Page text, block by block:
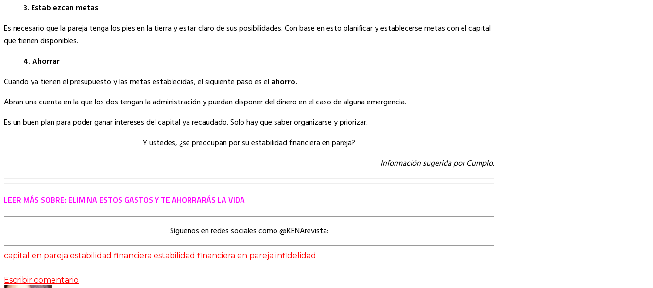
3. Establezcan metas
Es necesario que la pareja tenga los pies en la tierra y estar claro de sus posibilidades. Con base en esto planificar y establecerse metas con el capital
que tienen disponibles.
4. Ahorrar
Cuando ya tienen el presupuesto y las metas establecidas, el siguiente paso es el ahorro.
Abran una cuenta en la que los dos tengan la administración y puedan disponer del dinero en el caso de alguna emergencia.
Es un buen plan para poder ganar intereses del capital ya recaudado. Solo hay que saber organizarse y priorizar.
Y ustedes, ¿se preocupan por su estabilidad financiera en pareja?
Información sugerida por Cumplo.
LEER MÁS SOBRE: ELIMINA ESTOS GASTOS Y TE AHORRARÁS LA VIDA
Síguenos en redes sociales como @KENArevista:
capital en pareja estabilidad financiera estabilidad financiera en pareja infidelidad
Escribir comentario